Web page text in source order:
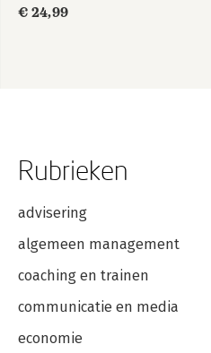
€ 24,99
Rubrieken
advisering
algemeen management
coaching en trainen
communicatie en media
economie